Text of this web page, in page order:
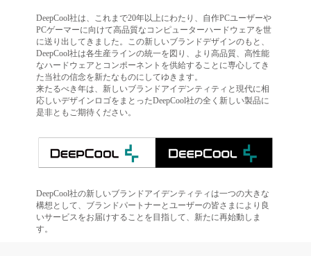
DeepCool社は、これまで20年以上にわたり、自作PCユーザーや
PCゲーマーに向けて高品質なコンピューターハードウェアを世
に送り出してきました。この新しいブランドデザインのもと、
DeepCool社は各生産ラインの統一を図り、より高品質、高性能
なハードウェアとコンポーネントを供給することに専心してき
た当社の信念を新たなものにしてゆきます。
来たるべき年は、新しいブランドアイデンティティと現代に相
応しいデザインロゴをまとったDeepCool社の全く新しい製品に
是非ともご期待ください。
DeepCool社の新しいブランドアイデンティティは一つの大きな
構想として、ブランドパートナーとユーザーの皆さまにより良
いサービスをお届けすることを目指して、新たに再始動しま
す。